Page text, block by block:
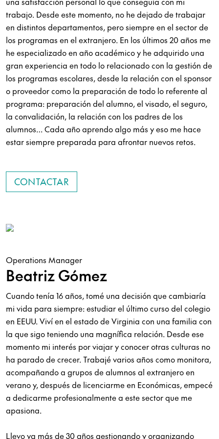
trabajo. Desde este momento, no he dejado de trabajar
en distintos departamentos, pero siempre en el sector de
los programas en el extranjero. En los últimos 20 años me
he especializado en año académico y he adquirido una
gran experiencia en todo lo relacionado con la gestión de
los programas escolares, desde la relación con el sponsor
o proveedor como la preparación de todo lo referente al
programa: preparación del alumno, el visado, el seguro,
la convalidación, la relación con los padres de los
alumnos… Cada año aprendo algo más y eso me hace
estar siempre preparada para afrontar nuevos retos.
CONTACTAR
Operations Manager
Beatriz Gómez
Cuando tenía 16 años, tomé una decisión que cambiaría
mi vida para siempre: estudiar el último curso del colegio
en EEUU. Viví en el estado de Virginia con una familia con
la que sigo teniendo una magnífica relación. Desde ese
momento mi interés por viajar y conocer otras culturas no
ha parado de crecer. Trabajé varios años como monitora,
acompañando a grupos de alumnos al extranjero en
verano y, después de licenciarme en Económicas, empecé
a dedicarme profesionalmente a este sector que me
apasiona.
Llevo ya más de 30 años gestionando y organizando